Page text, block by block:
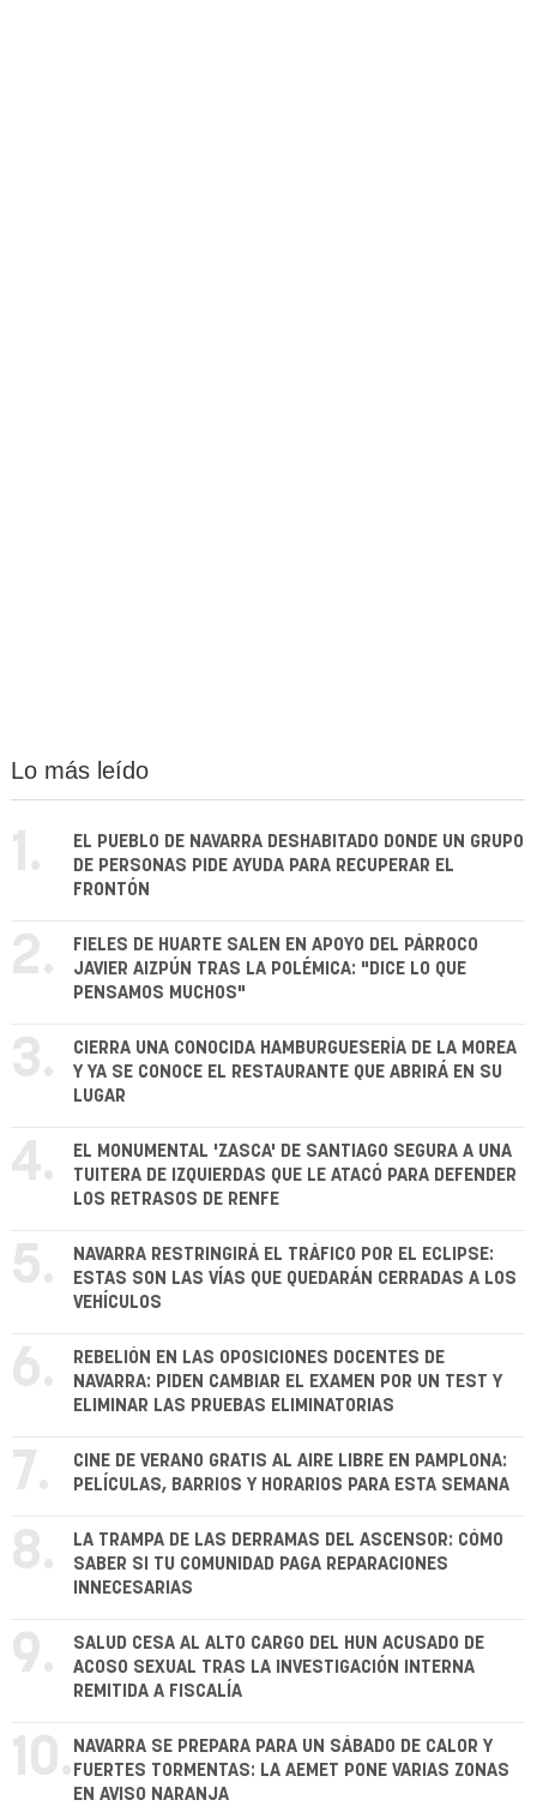
Lo más leído
1.
EL PUEBLO DE NAVARRA DESHABITADO DONDE UN GRUPO
DE PERSONAS PIDE AYUDA PARA RECUPERAR EL
FRONTÓN
2.
FIELES DE HUARTE SALEN EN APOYO DEL PÁRROCO
JAVIER AIZPÚN TRAS LA POLÉMICA: "DICE LO QUE
PENSAMOS MUCHOS"
3.
CIERRA UNA CONOCIDA HAMBURGUESERÍA DE LA MOREA
Y YA SE CONOCE EL RESTAURANTE QUE ABRIRÁ EN SU
LUGAR
4.
EL MONUMENTAL 'ZASCA' DE SANTIAGO SEGURA A UNA
TUITERA DE IZQUIERDAS QUE LE ATACÓ PARA DEFENDER
LOS RETRASOS DE RENFE
5.
NAVARRA RESTRINGIRÁ EL TRÁFICO POR EL ECLIPSE:
ESTAS SON LAS VÍAS QUE QUEDARÁN CERRADAS A LOS
VEHÍCULOS
6.
REBELIÓN EN LAS OPOSICIONES DOCENTES DE
NAVARRA: PIDEN CAMBIAR EL EXAMEN POR UN TEST Y
ELIMINAR LAS PRUEBAS ELIMINATORIAS
7.
CINE DE VERANO GRATIS AL AIRE LIBRE EN PAMPLONA:
PELÍCULAS, BARRIOS Y HORARIOS PARA ESTA SEMANA
8.
LA TRAMPA DE LAS DERRAMAS DEL ASCENSOR: CÓMO
SABER SI TU COMUNIDAD PAGA REPARACIONES
INNECESARIAS
9.
SALUD CESA AL ALTO CARGO DEL HUN ACUSADO DE
ACOSO SEXUAL TRAS LA INVESTIGACIÓN INTERNA
REMITIDA A FISCALÍA
10. NAVARRA SE PREPARA PARA UN SÁBADO DE CALOR Y
FUERTES TORMENTAS: LA AEMET PONE VARIAS ZONAS
EN AVISO NARANJA